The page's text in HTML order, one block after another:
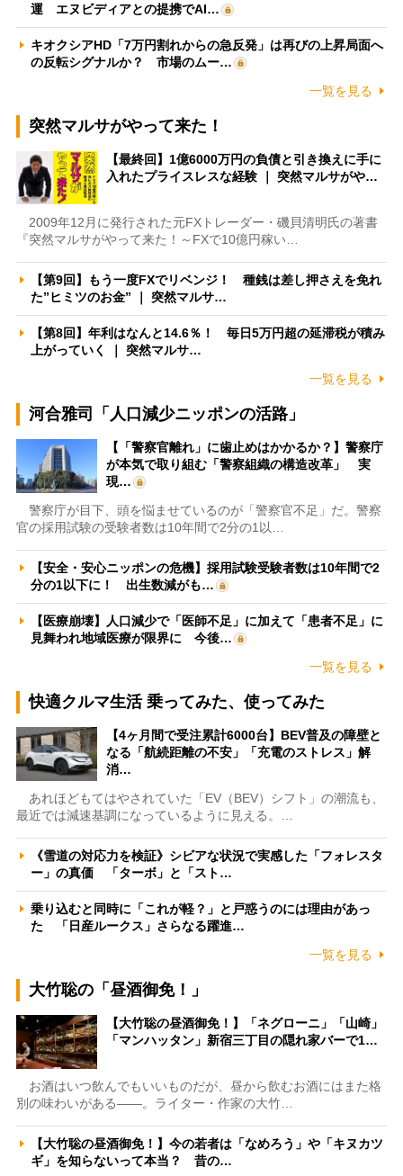
運 エヌビディアとの提携でAI…
キオクシアHD「7万円割れからの急反発」は再びの上昇局面へ
の反転シグナルか？ 市場のムー…
一覧を見る
突然マルサがやって来た！
【最終回】1億6000万円の負債と引き換えに手に
入れたプライスレスな経験 ｜ 突然マルサがや…
2009年12月に発行された元FXトレーダー・磯貝清明氏の著書
『突然マルサがやって来た！～FXで10億円稼い…
【第9回】もう一度FXでリベンジ！ 種銭は差し押さえを免れ
た”ヒミツのお金” ｜ 突然マルサ…
【第8回】年利はなんと14.6％！ 毎日5万円超の延滞税が積み
上がっていく ｜ 突然マルサ…
一覧を見る
河合雅司「人口減少ニッポンの活路」
【「警察官離れ」に歯止めはかかるか？】警察庁
が本気で取り組む「警察組織の構造改革」 実
現…
警察庁が目下、頭を悩ませているのが「警察官不足」だ。警察
官の採用試験の受験者数は10年間で2分の1以…
【安全・安心ニッポンの危機】採用試験受験者数は10年間で2
分の1以下に！ 出生数減がも…
【医療崩壊】人口減少で「医師不足」に加えて「患者不足」に
見舞われ地域医療が限界に 今後…
一覧を見る
快適クルマ生活 乗ってみた、使ってみた
【4ヶ月間で受注累計6000台】BEV普及の障壁と
なる「航続距離の不安」「充電のストレス」解
消…
あれほどもてはやされていた「EV（BEV）シフト」の潮流も、
最近では減速基調になっているように見える。…
《雪道の対応力を検証》シビアな状況で実感した「フォレスタ
ー」の真価 「ターボ」と「スト…
乗り込むと同時に「これが軽？」と戸惑うのには理由があっ
た 「日産ルークス」さらなる躍進…
一覧を見る
大竹聡の「昼酒御免！」
【大竹聡の昼酒御免！】「ネグローニ」「山崎」
「マンハッタン」新宿三丁目の隠れ家バーで1…
お酒はいつ飲んでもいいものだが、昼から飲むお酒にはまた格
別の味わいがある――。ライター・作家の大竹…
【大竹聡の昼酒御免！】今の若者は「なめろう」や「キヌカツ
ギ」を知らないって本当？ 昔の…